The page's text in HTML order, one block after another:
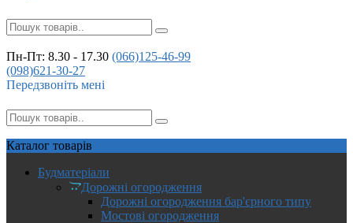
Пн-Пт: 8.30 - 17.30 (066)125-46-99
(098)621-30-27
Передзвоніть мені
Каталог товарів
Будматеріали
Дорожні огородження
Дорожні огородження бар'єрного типу
Мостові огородження